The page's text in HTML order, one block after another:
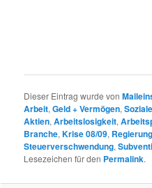
Dieser Eintrag wurde von
Arbeit,Geld + Vermögen,
Aktien,Arbeitslosigkeit,
Branche,Krise 08/09, Regierung
Steuerverschwendung,
Lesezeichen für den Permalink.